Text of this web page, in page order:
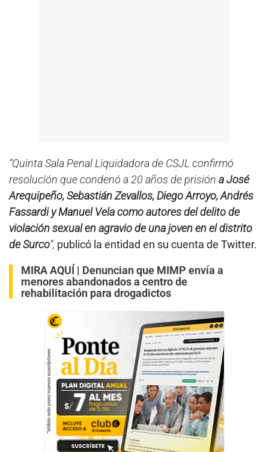
“Quinta Sala Penal Liquidadora de CSJL confirmó
resolución que condenó a 20 años de prisión a José
Arequipeño, Sebastián Zevallos, Diego Arroyo, Andrés
Fassardi y Manuel Vela como autores del delito de
violación sexual en agravio de una joven en el distrito
de Surco”, publicó la entidad en su cuenta de Twitter.
MIRA AQUÍ | Denuncian que MIMP envía a
menores abandonados a centro de
rehabilitación para drogadictos